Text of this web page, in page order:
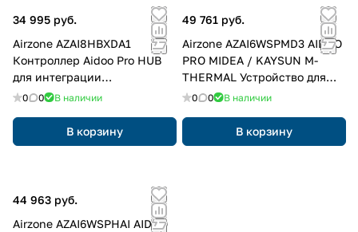
34 995 руб.
Airzone AZAI8HBXDA1
Контроллер Aidoo Pro HUB
для интеграции
кондиционеров Daikin Sky
0 0 В наличии
В корзину
49 761 руб.
Airzone AZAI6WSPMD3 AIDOO
PRO MIDEA / KAYSUN M-
THERMAL Устройство для
управления и интеграции
водой удаленно из облака
0 0 В наличии
В корзину
44 963 руб.
Airzone AZAI6WSPHAI AIDOO